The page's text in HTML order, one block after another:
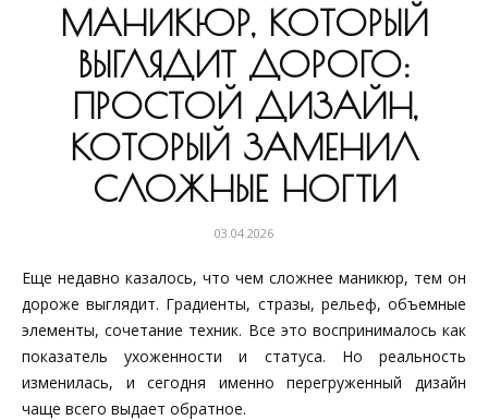
МАНИКЮР, КОТОРЫЙ
ВЫГЛЯДИТ ДОРОГО:
ПРОСТОЙ ДИЗАЙН,
КОТОРЫЙ ЗАМЕНИЛ
СЛОЖНЫЕ НОГТИ
03.04.2026
Еще недавно казалось, что чем сложнее маникюр, тем он
дороже выглядит. Градиенты, стразы, рельеф, объемные
элементы, сочетание техник. Все это воспринималось как
показатель ухоженности и статуса. Но реальность
изменилась, и сегодня именно перегруженный дизайн
чаще всего выдает обратное.